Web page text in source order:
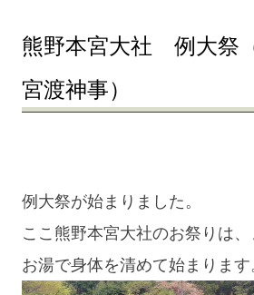
熊野本宮大社 例大祭
宮渡神事）
例大祭が始まりました。
ここ熊野本宮大社のお祭りは
お湯で身体を清めて始まります